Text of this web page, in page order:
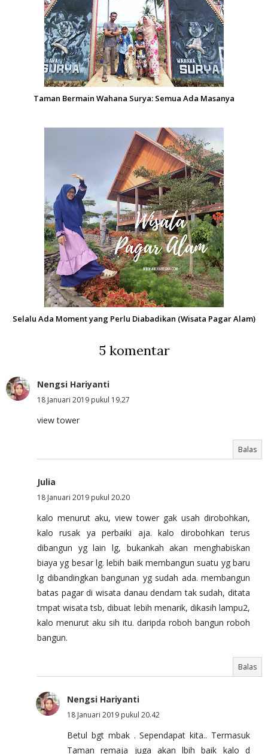
Taman Bermain Wahana Surya: Semua Ada Masanya
Selalu Ada Moment yang Perlu Diabadikan (Wisata Pagar Alam)
5 komentar
Nengsi Hariyanti
18 Januari 2019 pukul 19.27
view tower
Balas
Julia
18 Januari 2019 pukul 20.20
kalo menurut aku, view tower gak usah dirobohkan,
kalo rusak ya perbaiki aja. kalo dirobohkan terus
dibangun yg lain lg, bukankah akan menghabiskan
biaya yg besar lg. lebih baik membangun suatu yg baru
lg dibandingkan bangunan yg sudah ada. membangun
batas pagar di wisata danau dendam tak sudah, ditata
tmpat wisata tsb, dibuat lebih menarik, dikasih lampu2,
kalo menurut aku sih itu. daripda roboh bangun roboh
bangun.
Balas
Nengsi Hariyanti
18 Januari 2019 pukul 20.42
Betul bgt mbak . Sependapat kita.. Termasuk
Taman remaja juga akan lbih baik kalo d